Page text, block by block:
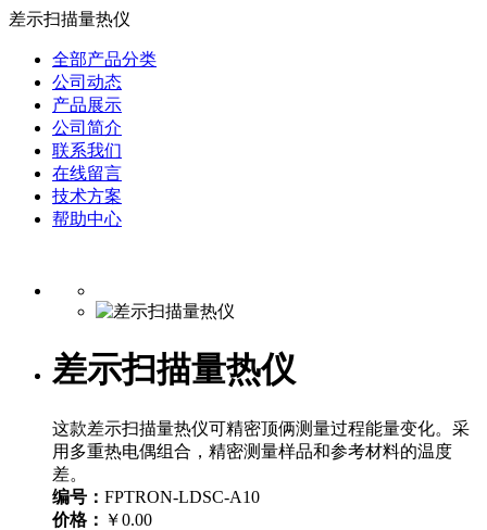
差示扫描量热仪
全部产品分类
公司动态
产品展示
公司简介
联系我们
在线留言
技术方案
帮助中心
差示扫描量热仪
这款差示扫描量热仪可精密顶俩测量过程能量变化。采
用多重热电偶组合，精密测量样品和参考材料的温度
差。
编号： FPTRON-LDSC-A10
价格： ￥0.00